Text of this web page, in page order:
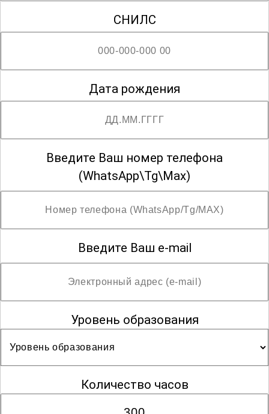
сульфатов, участники смогут
значительно расширить свои знания и
навыки, что поможет им успешно
реализовать себя в профессиональной
; Возможны разряды со второго по третий
СНИЛС
Дата рождения
Введите Ваш номер телефона
(WhatsApp\Tg\Max)
Введите Ваш e-mail
Уровень образования
Количество часов